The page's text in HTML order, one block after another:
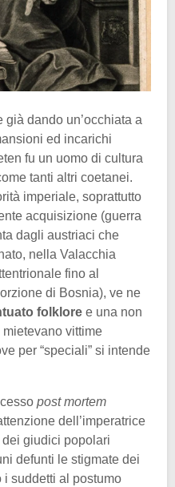
dando un’occhiata a
ed incarichi
fu un uomo di cultura
tanti altri coetanei.
imperiale, soprattutto
acquisizione (guerra
dagli austriaci che
nella Valacchia
fino al
di Bosnia), ve ne
folklore e una non
mietevano vittime
per “speciali” si intende
post mortem
dell’imperatrice
giudici popolari
defunti le stigmate dei
i suddetti al postumo